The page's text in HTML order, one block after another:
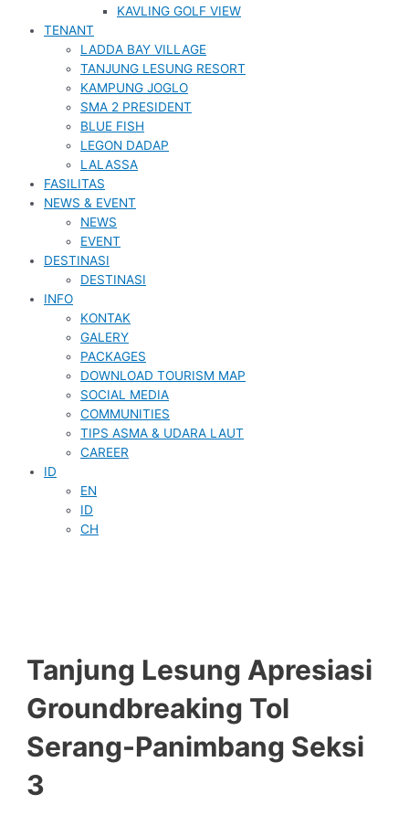
KAVLING GOLF VIEW
TENANT
LADDA BAY VILLAGE
TANJUNG LESUNG RESORT
KAMPUNG JOGLO
SMA 2 PRESIDENT
BLUE FISH
LEGON DADAP
LALASSA
FASILITAS
NEWS & EVENT
NEWS
EVENT
DESTINASI
DESTINASI
INFO
KONTAK
GALERY
PACKAGES
DOWNLOAD TOURISM MAP
SOCIAL MEDIA
COMMUNITIES
TIPS ASMA & UDARA LAUT
CAREER
ID
EN
ID
CH
Tanjung Lesung Apresiasi
Groundbreaking Tol
Serang-Panimbang Seksi
3